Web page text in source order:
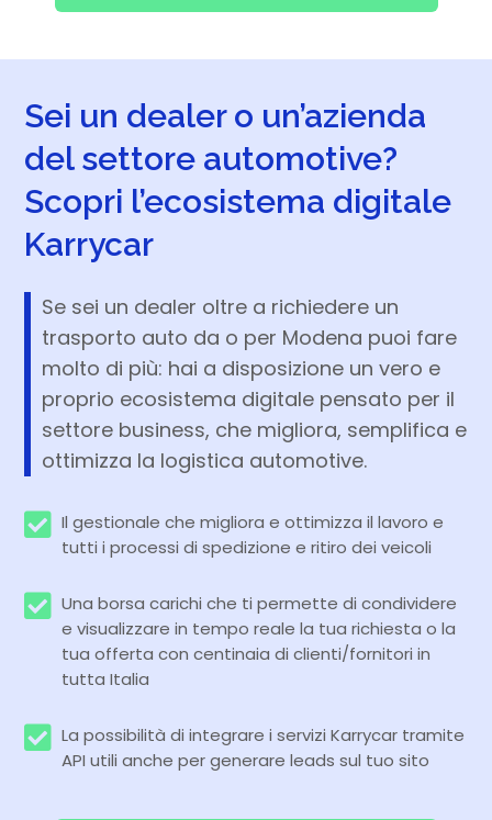
Sei un dealer o un’azienda
del settore automotive?
Scopri l’ecosistema digitale
Karrycar
Se sei un dealer oltre a richiedere un
trasporto auto da o per Modena puoi fare
molto di più: hai a disposizione un vero e
proprio ecosistema digitale pensato per il
settore business, che migliora, semplifica e
ottimizza la logistica automotive.
Il gestionale che migliora e ottimizza il lavoro e
tutti i processi di spedizione e ritiro dei veicoli
Una borsa carichi che ti permette di condividere
e visualizzare in tempo reale la tua richiesta o la
tua offerta con centinaia di clienti/fornitori in
tutta Italia
La possibilità di integrare i servizi Karrycar tramite
API utili anche per generare leads sul tuo sito